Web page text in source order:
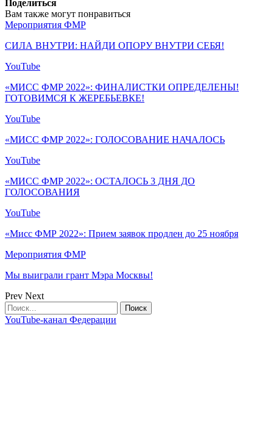
Поделиться
Вам также могут понравиться
Мероприятия ФМР
СИЛА ВНУТРИ: НАЙДИ ОПОРУ ВНУТРИ СЕБЯ!
YouTube
«МИСС ФМР 2022»: ФИНАЛИСТКИ ОПРЕДЕЛЕНЫ!
ГОТОВИМСЯ К ЖЕРЕБЬЕВКЕ!
YouTube
«МИСС ФМР 2022»: ГОЛОСОВАНИЕ НАЧАЛОСЬ
YouTube
«МИСС ФМР 2022»: ОСТАЛОСЬ 3 ДНЯ ДО
ГОЛОСОВАНИЯ
YouTube
«Мисс ФМР 2022»: Прием заявок продлен до 25 ноября
Мероприятия ФМР
Мы выиграли грант Мэра Москвы!
Prev Next
YouTube-канал Федерации